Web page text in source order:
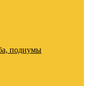
подиумы